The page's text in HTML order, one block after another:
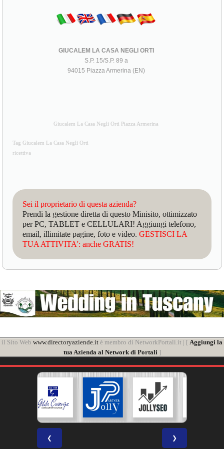
GIUCALEM LA CASA NEGLI ORTI
S.P. 15/S.P. 89 a
94015 Piazza Armerina (EN)
Giucalem La Casa Negli Orti Piazza Armerina
Tag Giucalem La Casa Negli Orti
ricettiva
Sei il proprietario di questa azienda?
Prendi la gestione diretta di questo Minisito, ottimizzato
per PC, TABLET e CELLULARI! Aggiungi telefono,
email, illimitate pagine, foto e video.GESTISCI LA
TUA ATTIVITA': anche GRATIS!
il Sito Web www.directoryaziende.it è membro di NetworkPortali.it | [ Aggiungi la
tua Azienda al Network di Portali]
❮ ❯